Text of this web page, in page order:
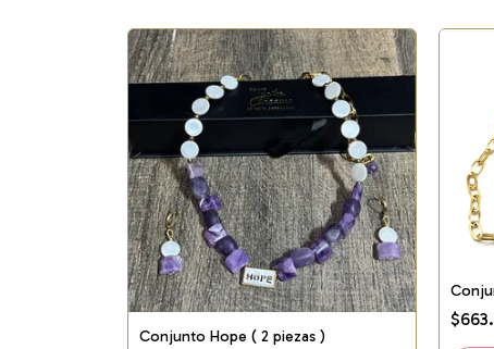
Conjunto Hope ( 2 piezas )